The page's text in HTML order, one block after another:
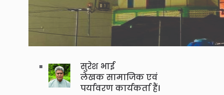
सुरेश भाई
लेखक सामाजिक एवं
पर्यावरण कार्यकर्ता हैं।